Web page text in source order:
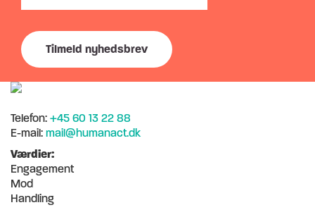
Telefon: +45 60 13 22 88
E-mail: mail@humanact.dk
Værdier:
Engagement
Mod
Handling